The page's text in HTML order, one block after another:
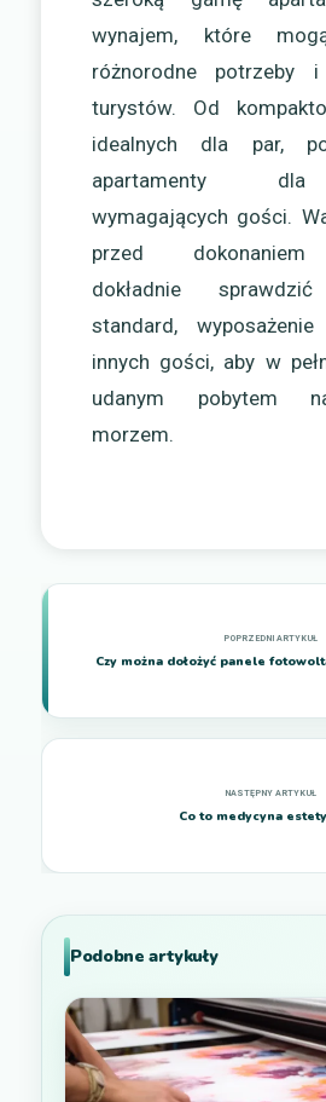
wynajem, które
różnorodne potrzeby i
turystów. Od
idealnych dla par,
apartamenty
wymagających gości.
przed dokonaniem
dokładnie
standard,
innych gości, aby w
udanym pobytem
morzem.
Czy można dołożyć panele
Co to medycyna
Podobne artykuły